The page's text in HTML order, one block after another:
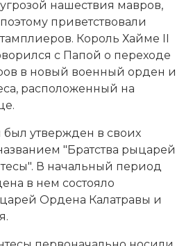
и топонимика
и духовной культуры
отношений
теория и методология
угрозой нашествия мавров,
поэтому приветствовали
тамплиеров. Король Хайме II
с Папой о переходе
в новый военный орден и
расположенный на
утвержден в своих
"Братства рыцарей
В начальный период
в нем состояло
Ордена Калатравы и